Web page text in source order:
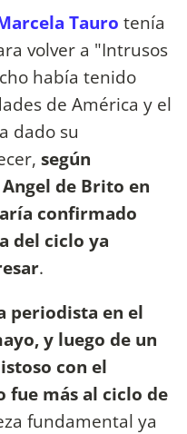
Tauro tenía
volver a "Intrusos
había tenido
de América y el
dado su
según
de Brito en
confirmado
del ciclo ya
.
periodista en el
y luego de un
con el
fue más al ciclo de
fundamental ya